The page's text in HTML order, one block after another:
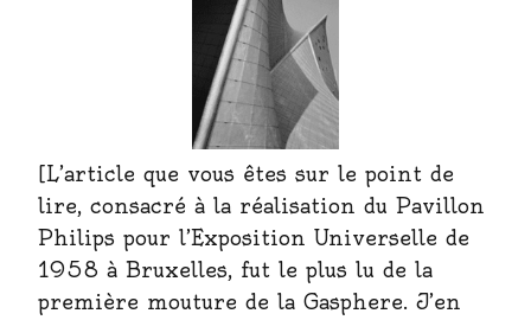
[L’article que vous êtes sur le point de
lire, consacré à la réalisation du Pavillon
Philips pour l’Exposition Universelle de
1958 à Bruxelles, fut le plus lu de la
première mouture de la Gasphere. J’en